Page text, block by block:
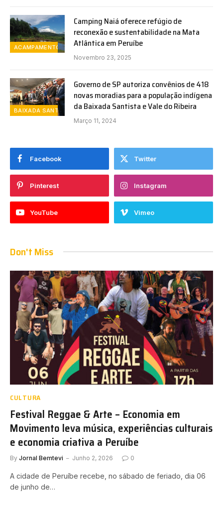
ACAMPAMENTO
Camping Naiá oferece refúgio de
reconexão e sustentabilidade na Mata
Atlântica em Peruíbe
Novembro 23, 2025
BAIXADA SANTISTA
Governo de SP autoriza convênios de 418
novas moradias para a população indígena
da Baixada Santista e Vale do Ribeira
Março 11, 2024
Facebook Twitter
Pinterest Instagram
YouTube Vimeo
Don't Miss
CULTURA
Festival Reggae & Arte – Economia em
Movimento leva música, experiências culturais
e economia criativa a Peruíbe
By Jornal Bemtevi Junho 2, 2026 0
A cidade de Peruíbe recebe, no sábado de feriado, dia 06
de junho de…